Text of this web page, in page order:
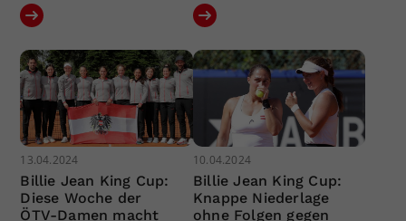
13.04.2024
Billie Jean King Cup:
Diese Woche der
ÖTV-Damen macht
10.04.2024
Billie Jean King Cup:
Knappe Niederlage
ohne Folgen gegen